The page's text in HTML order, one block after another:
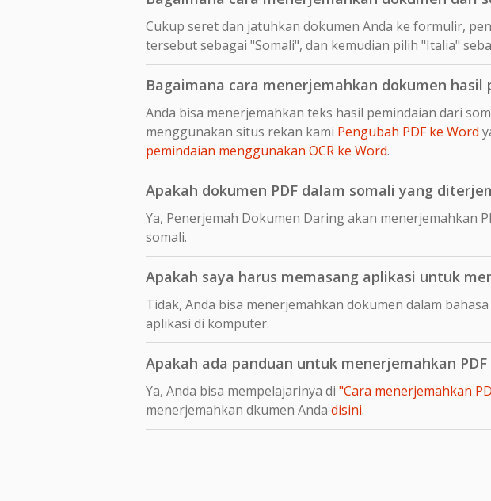
Cukup seret dan jatuhkan dokumen Anda ke formulir,
tersebut sebagai "Somali", dan kemudian pilih "Italia"
Bagaimana cara menerjemahkan dokumen
Anda bisa menerjemahkan teks hasil pemindaian dari
menggunakan situs rekan kami Pengubah PDF ke Word
pemindaian menggunakan OCR ke Word.
Apakah dokumen PDF dalam somali yang
Ya, Penerjemah Dokumen Daring akan menerjemahkan
somali.
Apakah saya harus memasang aplikasi untuk
Tidak, Anda bisa menerjemahkan dokumen dalam
aplikasi di komputer.
Apakah ada panduan untuk menerjemahkan
Ya, Anda bisa mempelajarinya di "Cara menerjemahkan
menerjemahkan dkumen Anda disini.